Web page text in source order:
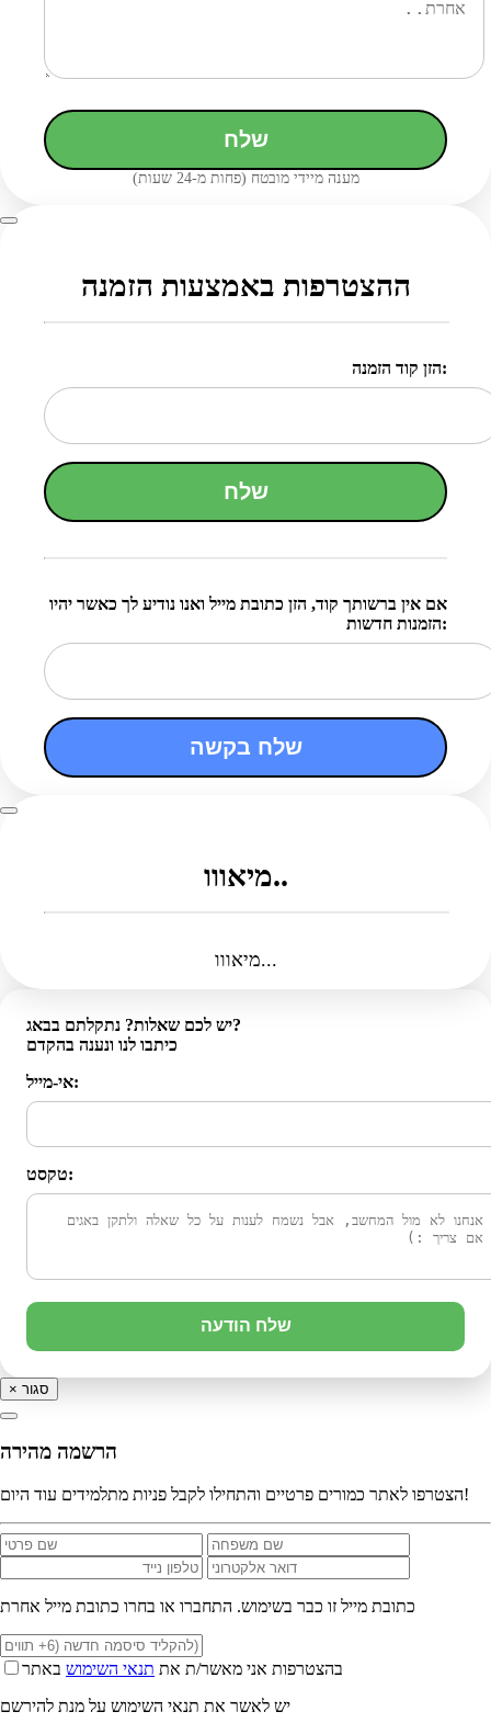
שלח
מענה מיידי מובטח (פחות מ-24 שעות)
ההצטרפות באמצעות הזמנה
הזן קוד הזמנה:
שלח
אם אין ברשותך קוד, הזן כתובת מייל ואנו נודיע לך כאשר יהיו
הזמנות חדשות:
שלח בקשה
מיאווו..
מיאווו...
יש לכם שאלות? נתקלתם בבאג?
כיתבו לנו ונענה בהקדם
אי-מייל:
טקסט:
שלח הודעה
× סגור
הרשמה מהירה
הצטרפו לאתר כמורים פרטיים והתחילו לקבל פניות מתלמידים עוד היום!
כתובת מייל זו כבר בשימוש. התחברו או בחרו כתובת מייל אחרת
בהצטרפות אני מאשר/ת את תנאי השימוש באתר
יש לאשר את תנאי השימוש על מנת להירשם